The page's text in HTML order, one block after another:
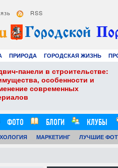
RSS
ПРИРОДА ГОРОДСКАЯ ЖИЗНЬ
панели в строительстве:
особенности и
современных
ФОТО БЛОГИ
КЛУБЫ
МАРКЕТИНГ ЛУЧШИЕ